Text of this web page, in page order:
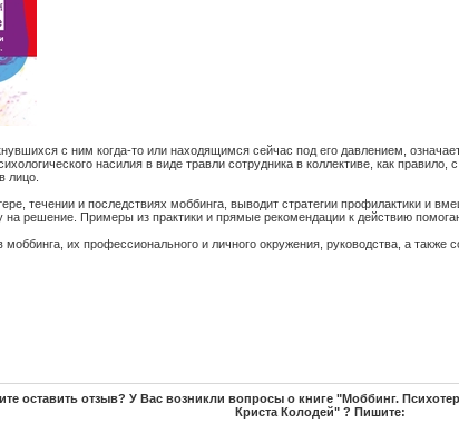
с ним когда-то или находящимся сейчас под его давлением,
насилия в виде травли сотрудника в коллективе, как
лицо.
течении и последствиях моббинга, выводит стратегии профилактики и
решение. Примеры из практики и прямые рекомендации к действию
их профессионального и личного окружения, руководства, а также
оставить отзыв? У Вас возникли вопросы о книге "Моббинг.
Криста Колодей" ? Пишите: